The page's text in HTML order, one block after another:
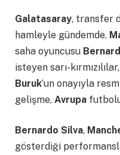
Galatasaray, transfer
hamleyle gündemde.
saha oyuncusu
isteyen sarı-
Buruk‘un onayıyla
gelişme, Avrupa
Bernardo Silva,
gösterdiği